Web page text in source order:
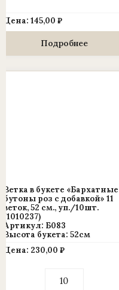
Цена: 145,00 ₽
Подробнее
Ветка в букете «Бархатные
бутоны роз с добавкой» 11
веток, 52 см., уп./10шт.
(1010237)
Артикул: Б083
Высота букета: 52см
Цена: 230,00 ₽
товара